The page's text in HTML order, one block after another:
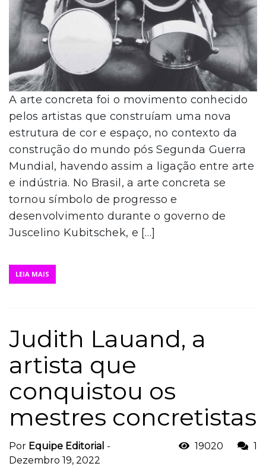
A arte concreta foi o movimento conhecido
pelos artistas que construíam uma nova
estrutura de cor e espaço, no contexto da
construção do mundo pós Segunda Guerra
Mundial, havendo assim a ligação entre arte
e indústria. No Brasil, a arte concreta se
tornou símbolo de progresso e
desenvolvimento durante o governo de
Juscelino Kubitschek, e […]
LEIA MAIS
Judith Lauand, a
artista que
conquistou os
mestres concretistas
Por Equipe Editorial -
Dezembro 19, 2022
19020 1